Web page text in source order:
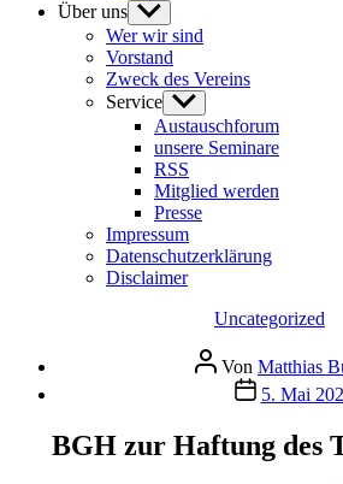
Über uns Untermenü
anzeigen
Wer wir sind
Vorstand
Zweck des Vereins
Service Untermenü
anzeigen
Austauschforum
unsere Seminare
RSS
Mitglied werden
Presse
Impressum
Datenschutzerklärung
Disclaimer
Kategorien
Uncategorized
Beitragsautor
Von Matthias
5. Mai
BGH zur Haftung des